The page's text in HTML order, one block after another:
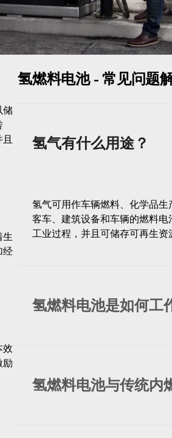
储
生
经
效
励
氢燃料电池 - 常见问题
氢气有什么用途？
氢气可用作车辆燃料、化学品生
客车、建筑设备和车辆的燃料
工业过程，并且可储存可再生资
氢燃料电池是如何工
氢燃料电池与传统内